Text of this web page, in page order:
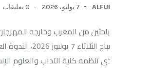
0 تعليقات
من المغرب وخارجه المهرجان الدولي